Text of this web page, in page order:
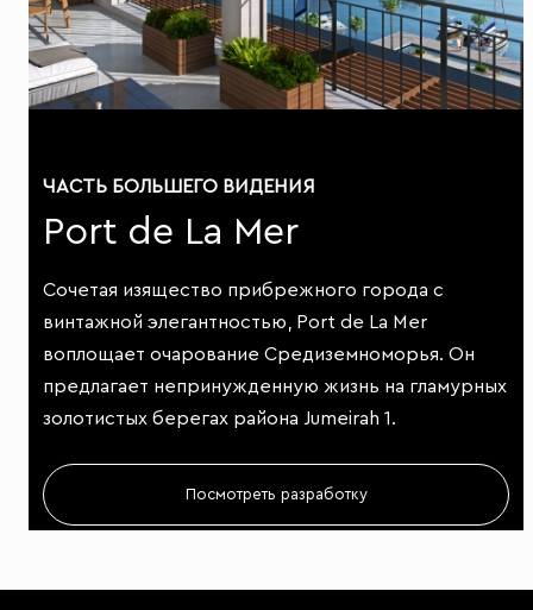
ЧАСТЬ БОЛЬШЕГО ВИДЕНИЯ
Port de La Mer
Сочетая изящество прибрежного города с
винтажной элегантностью, Port de La Mer
воплощает очарование Средиземноморья. Он
предлагает непринужденную жизнь на гламурных
золотистых берегах района Jumeirah 1.
Посмотреть разработку